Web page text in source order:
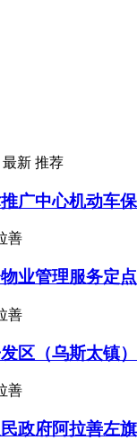
最新 推荐
广中心机动车
善
业管理服务定
善
区（乌斯太镇
善
政府阿拉善左